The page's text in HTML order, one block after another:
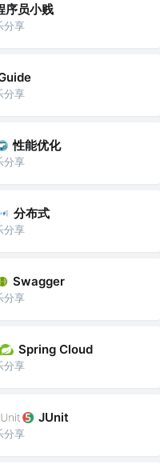
序员小贱
分享
分享
性能优化
分享
分布式
分享
Swagger
分享
Spring Cloud
分享
JUnit
分享